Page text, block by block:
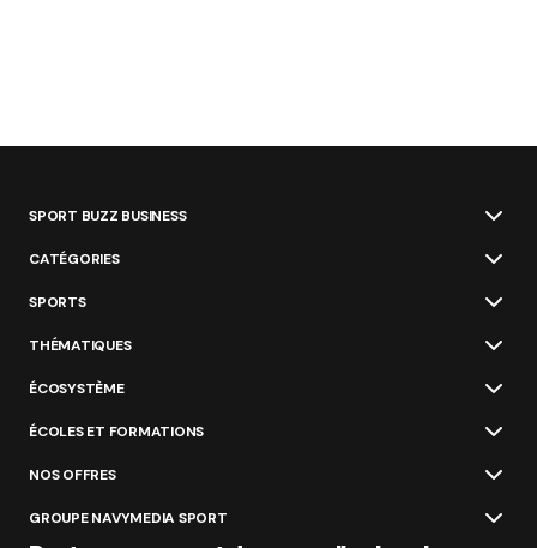
SPORT BUZZ BUSINESS
CATÉGORIES
SPORTS
THÉMATIQUES
ÉCOSYSTÈME
ÉCOLES ET FORMATIONS
NOS OFFRES
GROUPE NAVYMEDIA SPORT